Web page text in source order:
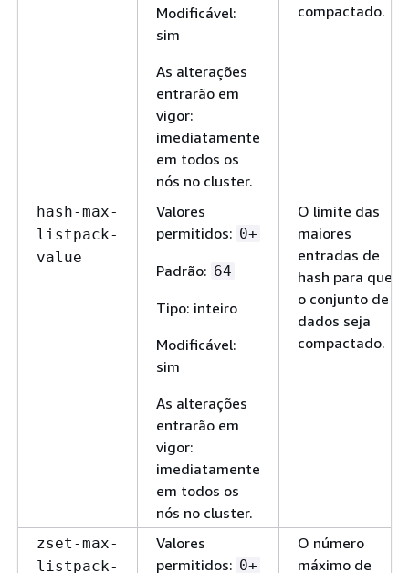
Modificável:
sim
As alterações
entrarão em
vigor:
imediatamente
em todos os
nós no cluster.
compactado.
hash-max-
listpack-
value
Valores
permitidos: 0+
Padrão: 64
Tipo: inteiro
Modificável:
sim
As alterações
entrarão em
vigor:
imediatamente
em todos os
nós no cluster.
O limite das
maiores
entradas de
hash para que
o conjunto de
dados seja
compactado.
zset-max-
listpack-
Valores
permitidos: 0+
O número
máximo de